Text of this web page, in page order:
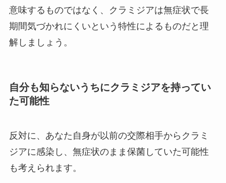
意味するものではなく、クラミジアは無症状で長
期間気づかれにくいという特性によるものだと理
解しましょう。
自分も知らないうちにクラミジアを持ってい
た可能性
反対に、あなた自身が以前の交際相手からクラミ
ジアに感染し、無症状のまま保菌していた可能性
も考えられます。